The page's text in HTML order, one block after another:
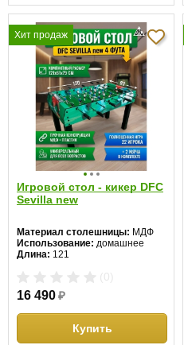
Хит продаж
Игровой стол - кикер DFC
Sevilla new
Материал столешницы: МДФ
Использование: домашнее
Длина: 121
16 490₽
Купить